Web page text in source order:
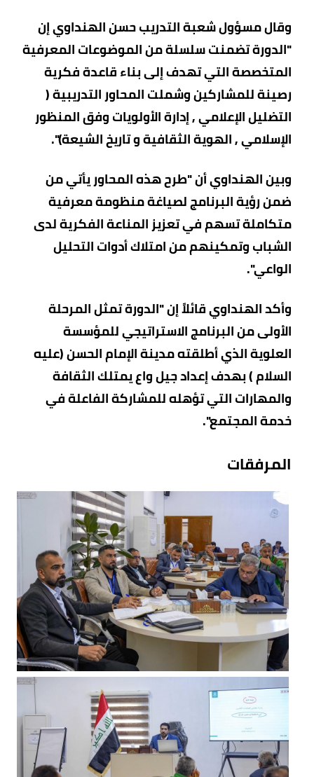
وقال مسؤول شعبة التدريب حسن الهنداوي إن
"الدورة تضمنت سلسلة من الموضوعات المعرفية
المتخصصة التي تهدف إلى بناء قاعدة فكرية
رصينة للمشاركين وشملت المحاور التدريبية (
التضليل الإعلامي , إدارة الأولويات وفق المنظور
الإسلامي , الهوية الثقافية و تاريخ الشيعة)".
وبين الهنداوي أن "طرح هذه المحاور يأتي من
ضمن رؤية البرنامج لصياغة منظومة معرفية
متكاملة تسهم في تعزيز المناعة الفكرية لدى
الشباب وتمكينهم من امتلاك أدوات التحليل
الواعي".
وأكد الهنداوي قائلاً إن "الدورة تمثل المرحلة
الأولى من البرنامج الاستراتيجي للمؤسسة
العلوية الذي أطلقته مدينة الإمام الحسن (عليه
السلام ) بهدف إعداد جيل واع يمتلك الثقافة
والمهارات التي تؤهله للمشاركة الفاعلة في
خدمة المجتمع".
المرفقات